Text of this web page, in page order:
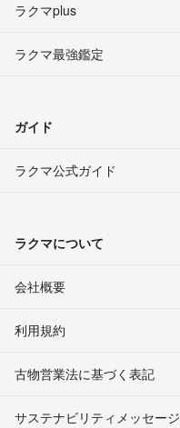
ラクマplus
ラクマ最強鑑定
ガイド
ラクマ公式ガイド
ラクマについて
会社概要
利用規約
古物営業法に基づく表記
サステナビリティメッセージ